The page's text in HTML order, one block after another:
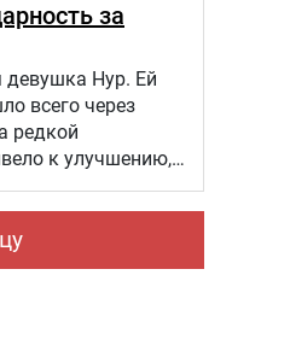
за
девушка Нур. Ей
всего через
редкой
к улучшению,
проекта